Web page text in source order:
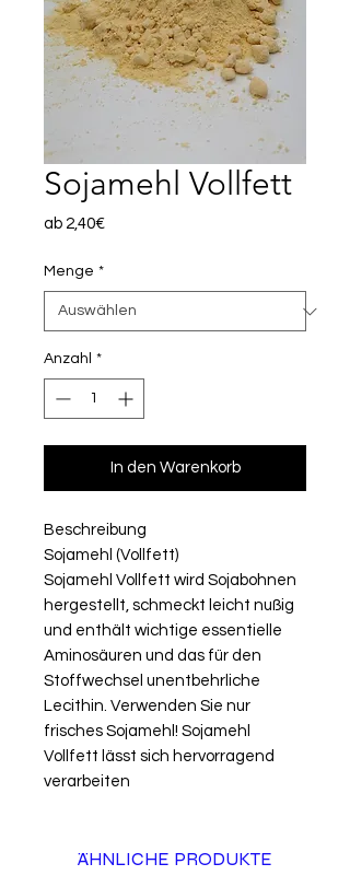
Sojamehl Vollfett
ab 2,40€Sale-
Menge *
Anzahl *
In den Warenkorb
Beschreibung
Sojamehl (Vollfett)
Sojamehl Vollfett wird Sojabohnen
hergestellt, schmeckt leicht nußig
und enthält wichtige essentielle
Aminosäuren und das für den
Stoffwechsel unentbehrliche
Lecithin. Verwenden Sie nur
frisches Sojamehl! Sojamehl
Vollfett lässt sich hervorragend
verarbeiten
ÄHNLICHE PRODUKTE